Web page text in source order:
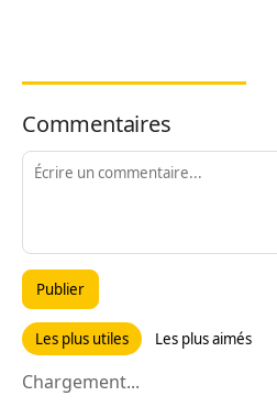
Commentaires
Publier
Les plus utiles Les plus aimés
Chargement...